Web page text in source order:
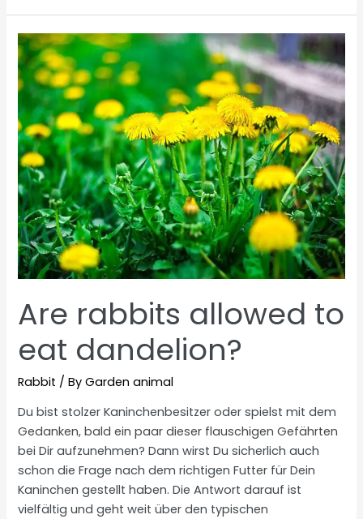
allowed
to
eat
wild
garlic?
Are rabbits allowed to
eat dandelion?
Rabbit / ByGarden animal
Du bist stolzer Kaninchenbesitzer oder spielst mit dem
Gedanken, bald ein paar dieser flauschigen Gefährten
bei Dir aufzunehmen? Dann wirst Du sicherlich auch
schon die Frage nach dem richtigen Futter für Dein
Kaninchen gestellt haben. Die Antwort darauf ist
vielfältig und geht weit über den typischen